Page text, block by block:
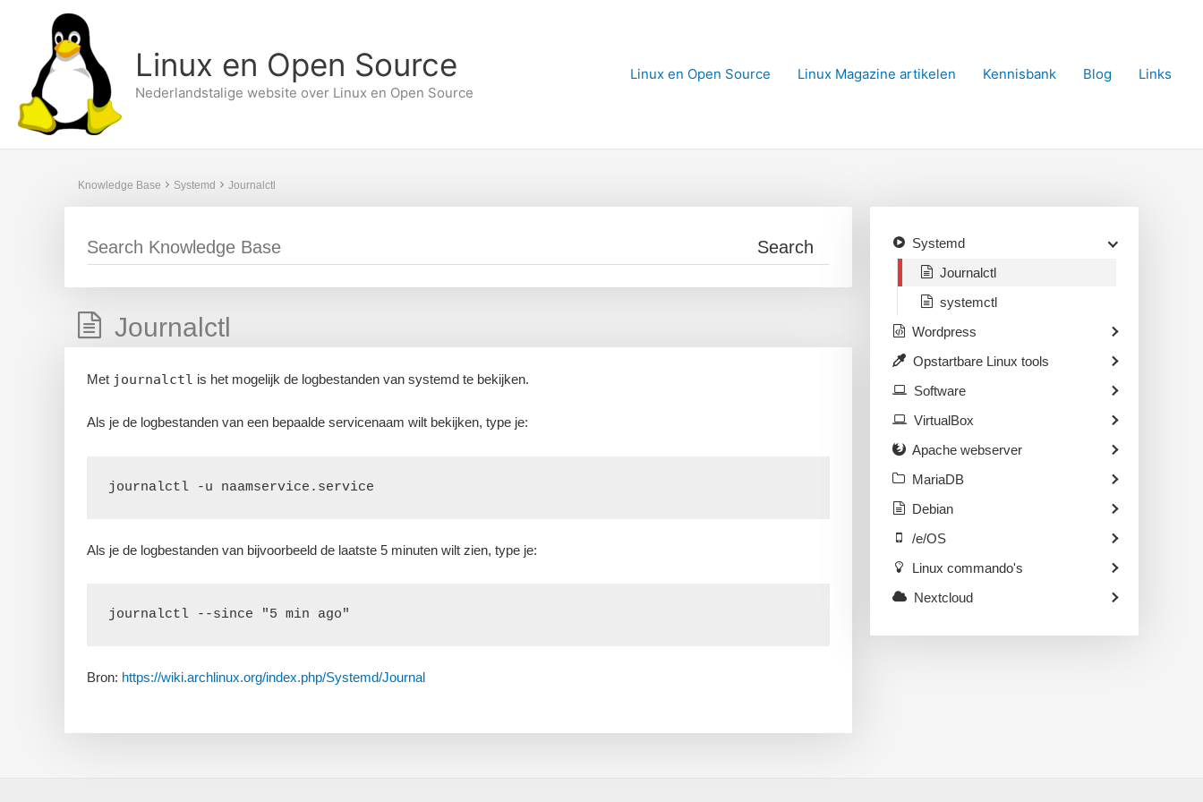
inhoud
Linux en Open Source
Nederlandstalige website over Linux en Open Source
Linux en Open Source Linux Magazine artikelen Kennisbank Blog Links
Knowledge Base Systemd Journalctl
Journalctl
Met journalctl is het mogelijk de logbestanden van systemd te bekijken.
Als je de logbestanden van een bepaalde servicenaam wilt bekijken, type je:
journalctl -u naamservice.service
Als je de logbestanden van bijvoorbeeld de laatste 5 minuten wilt zien, type je:
journalctl --since "5 min ago"
Bron: https://wiki.archlinux.org/index.php/Systemd/Journal
Systemd
Journalctl
systemctl
Wordpress
Opstartbare Linux tools
Software
VirtualBox
Apache webserver
MariaDB
Debian
/e/OS
Linux commando's
Nextcloud